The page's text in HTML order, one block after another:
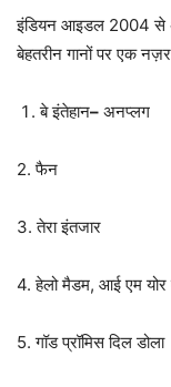
इंडियन आइडल 2004 से
बेहतरीन गानों पर एक
बे इंतेहान– अनप्लग
2. फैन
3. तेरा इंतजार
4. हेलो मैडम, आई एम
5. गॉड प्रॉमिस दिल डोला